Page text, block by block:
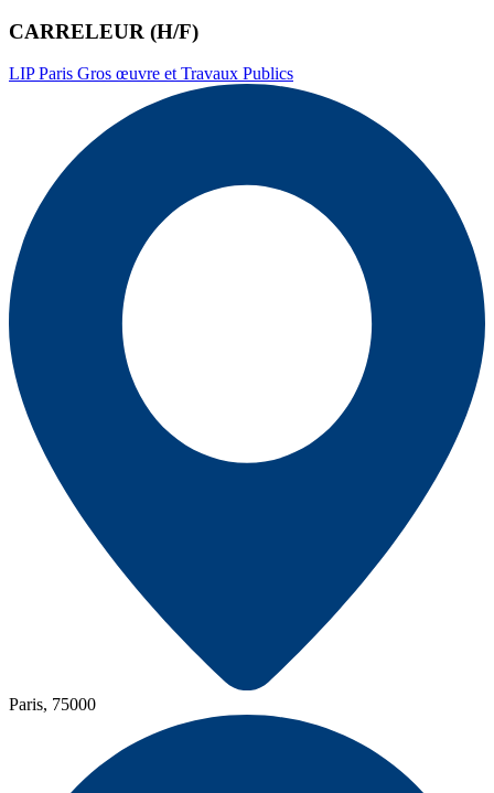
CARRELEUR (H/F)
LIP Paris Gros œuvre et Travaux Publics
Paris, 75000